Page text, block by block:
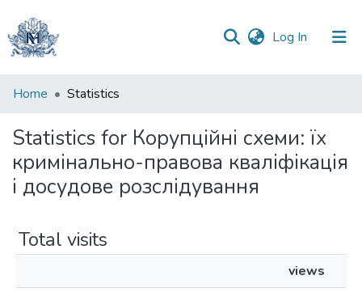
Log In (current)
Communities
Collections
All of DSpace
Home Statistics
Statistics for Корупційні схеми: їх
кримінально-правова кваліфікація
і досудове розслідування
Total visits
views